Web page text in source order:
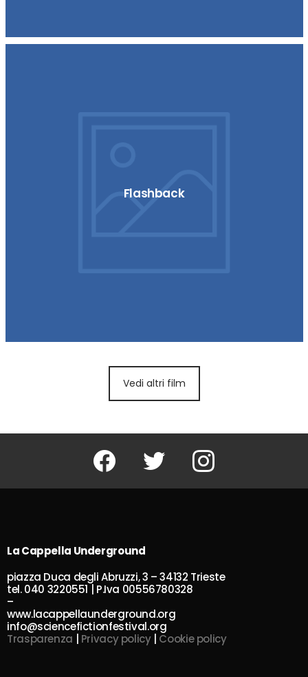
Flashback
Vedi altri film
Facebook Twitter Instagram
La Cappella Underground
piazza Duca degli Abruzzi, 3 – 34132 Trieste
tel. 040 3220551 | P.Iva 00556780328
–
www.lacappellaunderground.org
info@sciencefictionfestival.org
Trasparenza | Privacy policy| Cookie policy